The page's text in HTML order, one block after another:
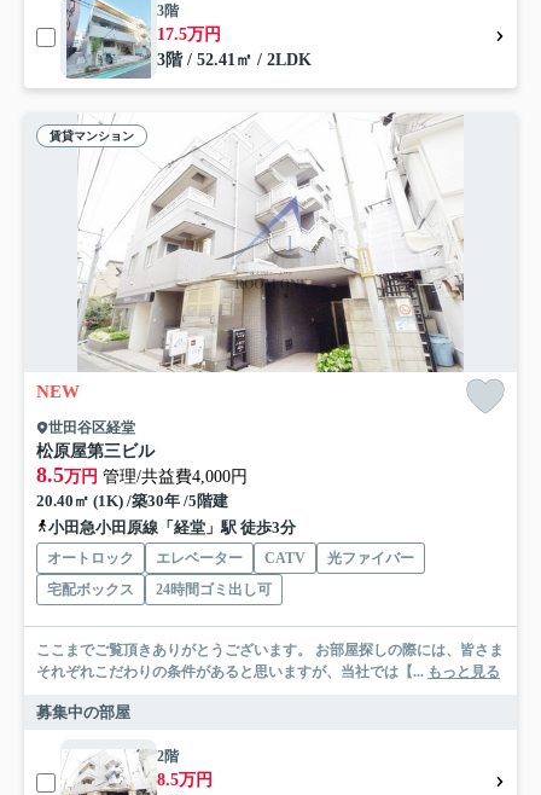
3階
17.5万円
3階 / 52.41㎡ / 2LDK
賃貸マンション
NEW
世田谷区経堂
松原屋第三ビル
8.5万円 管理/共益費4,000円
20.40㎡ (1K) /築30年 /5階建
小田急小田原線「経堂」駅 徒歩3分
オートロック エレベーター CATV
光ファイバー
宅配ボックス
24時間ゴミ出し可
ここまでご覧頂きありがとうございます。 お部屋探しの際には、皆さま
それぞれこだわりの条件があると思いますが、当社では【... もっと見る
募集中の部屋
2階
8.5万円